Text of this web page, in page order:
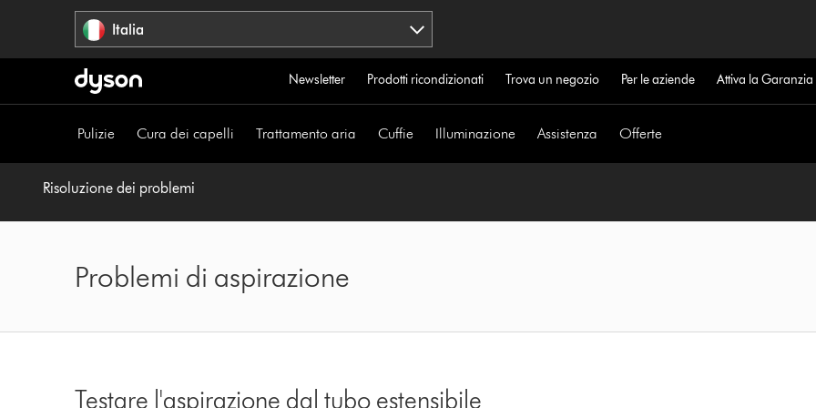
Italia
Newsletter Prodotti ricondizionati Trova un negozio Per le aziende Attiva la
Pulizie Cura dei capelli Trattamento aria Cuffie Illuminazione Assistenza Offerte
Risoluzione dei problemi
Problemi di aspirazione
Testare l'aspirazione dal tubo estensibile